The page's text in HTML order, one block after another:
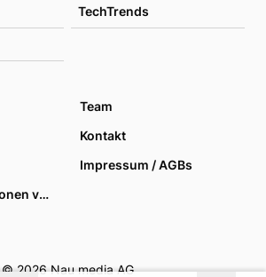
TechTrends
Team
Kontakt
Impressum / AGBs
Datenschutzoptionen verwalten
© 2026 Nau media AG